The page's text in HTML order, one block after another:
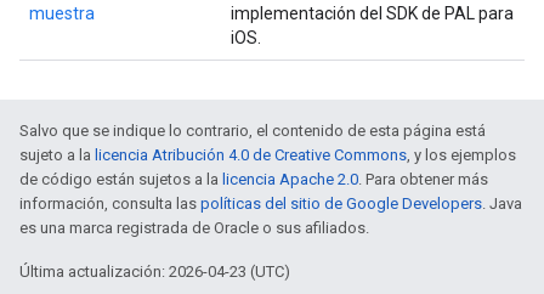
muestra
implementación del SDK de PAL para
iOS.
Salvo que se indique lo contrario, el contenido de esta página está
sujeto a la licencia Atribución 4.0 de Creative Commons, y los ejemplos
de código están sujetos a la licencia Apache 2.0. Para obtener más
información, consulta las políticas del sitio de Google Developers. Java
es una marca registrada de Oracle o sus afiliados.
Última actualización: 2026-04-23 (UTC)